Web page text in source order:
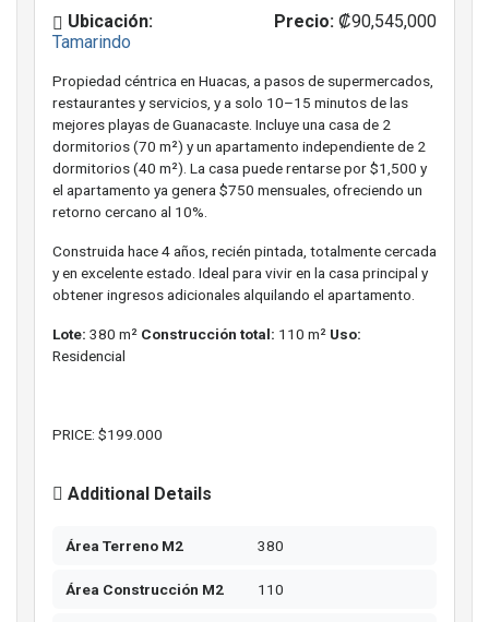
Ubicación:
Tamarindo
Precio: ₡90,545,000
Propiedad céntrica en Huacas, a pasos de supermercados,
restaurantes y servicios, y a solo 10–15 minutos de las
mejores playas de Guanacaste. Incluye una casa de 2
dormitorios (70 m²) y un apartamento independiente de 2
dormitorios (40 m²). La casa puede rentarse por $1,500 y
el apartamento ya genera $750 mensuales, ofreciendo un
retorno cercano al 10%.
Construida hace 4 años, recién pintada, totalmente cercada
y en excelente estado. Ideal para vivir en la casa principal y
obtener ingresos adicionales alquilando el apartamento.
Lote: 380 m² Construcción total: 110 m² Uso:
Residencial
PRICE: $199.000
Additional Details
Área Terreno M2 380
Área Construcción M2 110